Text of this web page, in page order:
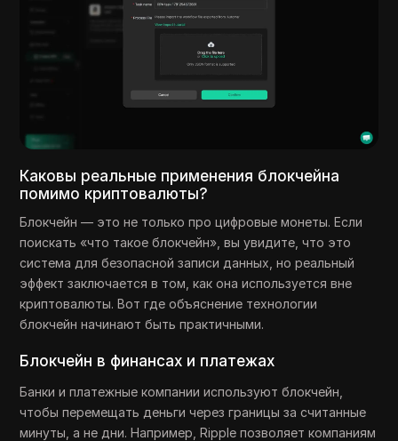
Каковы реальные применения блокчейна
помимо криптовалюты?
Блокчейн — это не только про цифровые монеты. Если
поискать «что такое блокчейн», вы увидите, что это
система для безопасной записи данных, но реальный
эффект заключается в том, как она используется вне
криптовалюты. Вот где объяснение технологии
блокчейн начинают быть практичными.
Блокчейн в финансах и платежах
Банки и платежные компании используют блокчейн,
чтобы перемещать деньги через границы за считанные
минуты, а не дни. Например, Ripple позволяет компаниям